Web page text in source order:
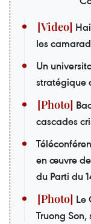
les
Un
stratégique
cascades
en œuvre
du Parti du
Le
Truong